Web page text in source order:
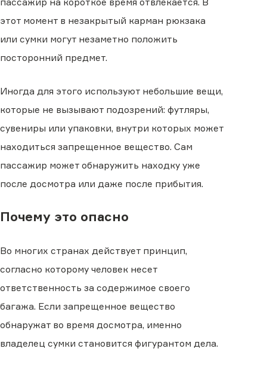
этот момент в незакрытый карман рюкзака
или сумки могут незаметно положить
посторонний предмет.
Иногда для этого используют небольшие вещи,
которые не вызывают подозрений: футляры,
сувениры или упаковки, внутри которых может
находиться запрещенное вещество. Сам
пассажир может обнаружить находку уже
после досмотра или даже после прибытия.
Почему это опасно
Во многих странах действует принцип,
согласно которому человек несет
ответственность за содержимое своего
багажа. Если запрещенное вещество
обнаружат во время досмотра, именно
владелец сумки становится фигурантом дела.